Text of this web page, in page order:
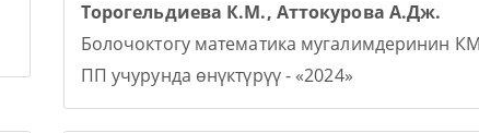
Торогельдиева К.М., Аттокурова А.Дж.
Болочоктогу математика мугалимдеринин
ПП учурунда өнүктүрүү - «2024»